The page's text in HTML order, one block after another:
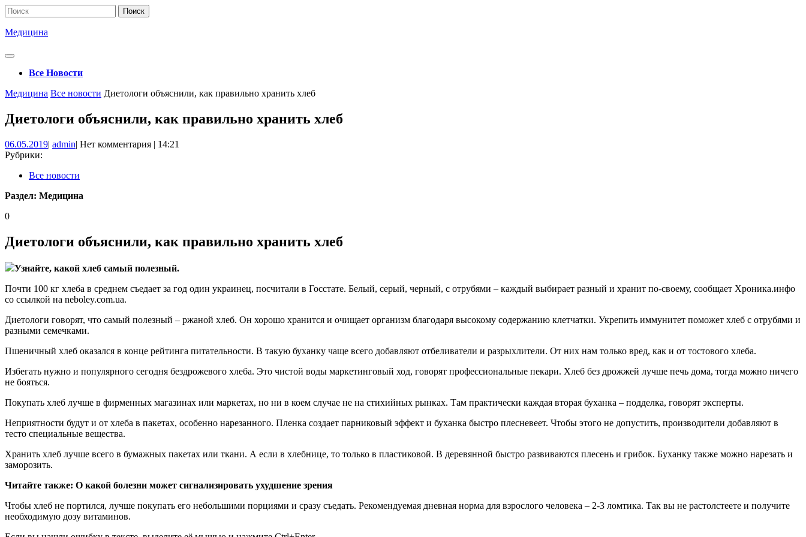
Перейти
к
содержимому
Поиск
по:
Медицина
Кнопка
ОткрытьВсе Новости
Кнопка
Медицина Все новости Диетологи объяснили, как правильно хранить хлеб
Диетологи объяснили, как правильно хранить хлеб
06.05.201906.05.2019
| adminadmin
| Нет комментария | 14:21
Рубрики:
Все новости
Раздел: Медицина
0
Диетологи объяснили, как правильно хранить хлеб
Узнайте, какой хлеб самый полезный.
Почти 100 кг хлеба в среднем съедает за год один украинец, посчитали в Госстате. Белый, серый, черный, с отрубями – каждый выбирает разный и хранит по-своему, сообщает Хроника.инфо
со ссылкой на neboley.com.ua.
Диетологи говорят, что самый полезный – ржаной хлеб. Он хорошо хранится и очищает организм благодаря высокому содержанию клетчатки. Укрепить иммунитет поможет хлеб с отрубями и
разными семечками.
Пшеничный хлеб оказался в конце рейтинга питательности. В такую буханку чаще всего добавляют отбеливатели и разрыхлители. От них нам только вред, как и от тостового хлеба.
Избегать нужно и популярного сегодня бездрожевого хлеба. Это чистой воды маркетинговый ход, говорят профессиональные пекари. Хлеб без дрожжей лучше печь дома, тогда можно ничего
не бояться.
Покупать хлеб лучше в фирменных магазинах или маркетах, но ни в коем случае не на стихийных рынках. Там практически каждая вторая буханка – подделка, говорят эксперты.
Неприятности будут и от хлеба в пакетах, особенно нарезанного. Пленка создает парниковый эффект и буханка быстро плесневеет. Чтобы этого не допустить, производители добавляют в
тесто специальные вещества.
Хранить хлеб лучше всего в бумажных пакетах или ткани. А если в хлебнице, то только в пластиковой. В деревянной быстро развиваются плесень и грибок. Буханку также можно нарезать и
заморозить.
Читайте также: О какой болезни может сигнализировать ухудшение зрения
Чтобы хлеб не портился, лучше покупать его небольшими порциями и сразу съедать. Рекомендуемая дневная норма для взрослого человека – 2-3 ломтика. Так вы не растолстеете и получите
необходимую дозу витаминов.